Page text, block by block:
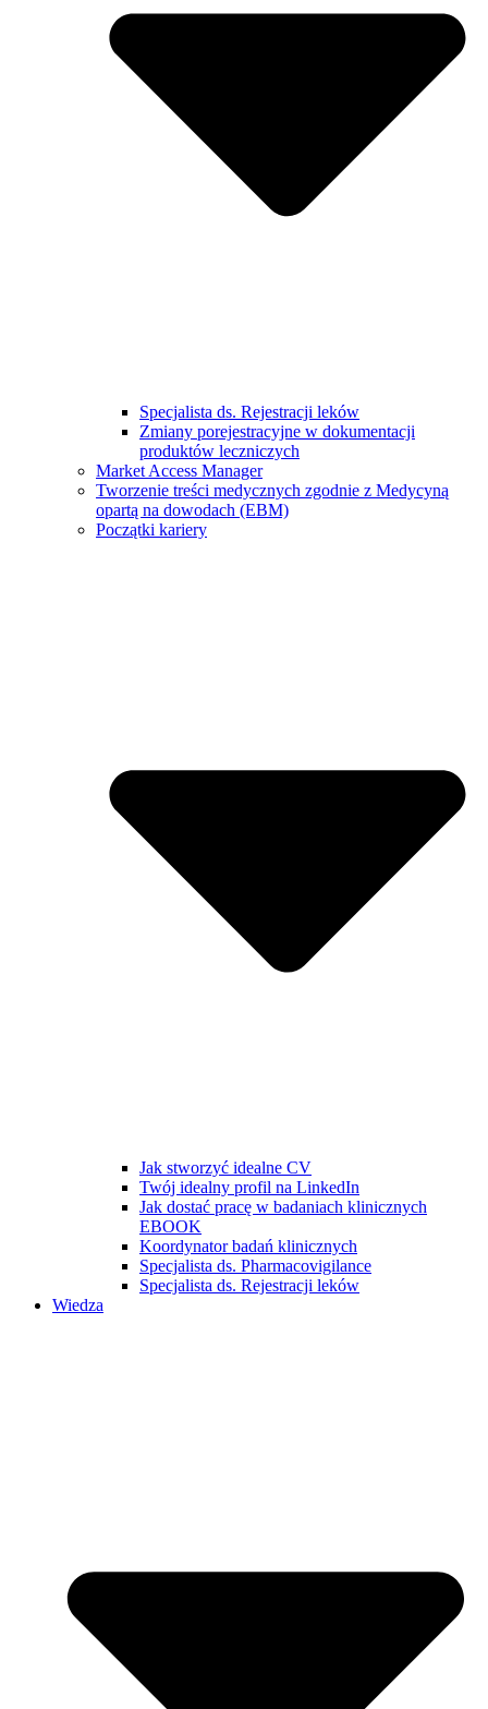
Specjalista ds. Rejestracji leków
Zmiany porejestracyjne w dokumentacji
produktów leczniczych
Market Access Manager
Tworzenie treści medycznych zgodnie z Medycyną
opartą na dowodach (EBM)
Początki kariery
Jak stworzyć idealne CV
Twój idealny profil na LinkedIn
Jak dostać pracę w badaniach klinicznych
EBOOK
Koordynator badań klinicznych
Specjalista ds. Pharmacovigilance
Specjalista ds. Rejestracji leków
Wiedza